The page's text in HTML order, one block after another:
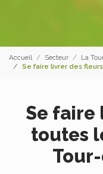
Accueil Secteur
La
Se faire livrer des
Se faire
toutes